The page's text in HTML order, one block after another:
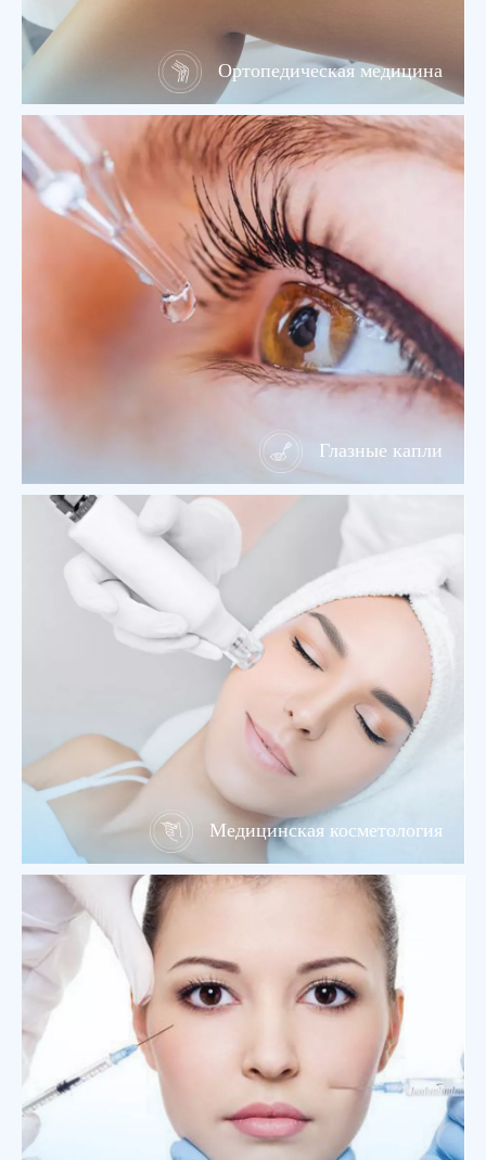
Ортопедическая медицина
Глазные капли
Медицинская косметология